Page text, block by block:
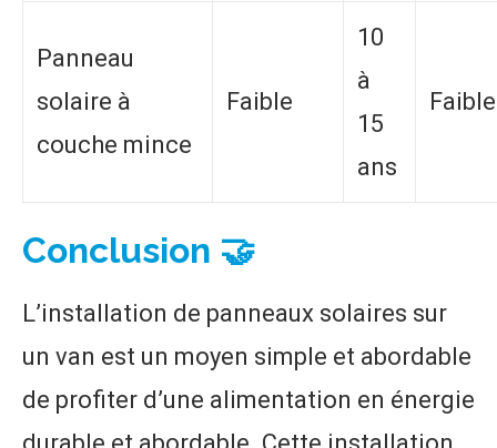
Panneau
solaire à
couche mince
Faible
10
à
15
ans
Faible
Conclusion 🤝
L’installation de panneaux solaires sur
un van est un moyen simple et abordable
de profiter d’une alimentation en énergie